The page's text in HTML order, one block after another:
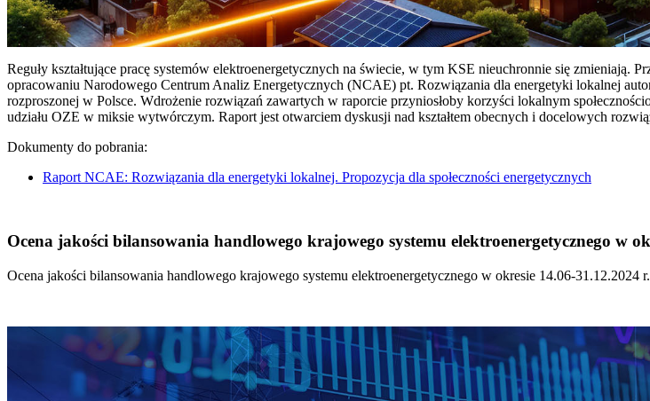
Reguły kształtujące pracę systemów elektroenergetycznych na świecie, w tym KSE nieuchronnie się
opracowaniu Narodowego Centrum Analiz Energetycznych (NCAE) pt. Rozwiązania dla energetyki lokalnej
rozproszonej w Polsce. Wdrożenie rozwiązań zawartych w raporcie przyniosłoby korzyści lokalnym
udziału OZE w miksie wytwórczym. Raport jest otwarciem dyskusji nad kształtem obecnych i docelowych
Dokumenty do pobrania:
Raport NCAE: Rozwiązania dla energetyki lokalnej. Propozycja dla społeczności energetycznych
Ocena jakości bilansowania handlowego krajowego systemu elektroenergetycznego w
Ocena jakości bilansowania handlowego krajowego systemu elektroenergetycznego w okresie 14.06-31.12.2024 r.